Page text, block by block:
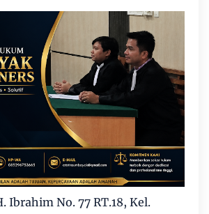
Ibrahim No. 77 RT.18, Kel.